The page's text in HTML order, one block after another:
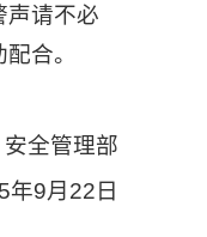
声请不必
合。
安全管理部
年9月22日